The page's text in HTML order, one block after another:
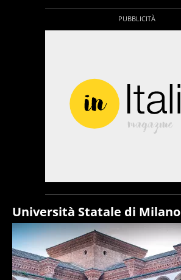
Università Statale di Milano